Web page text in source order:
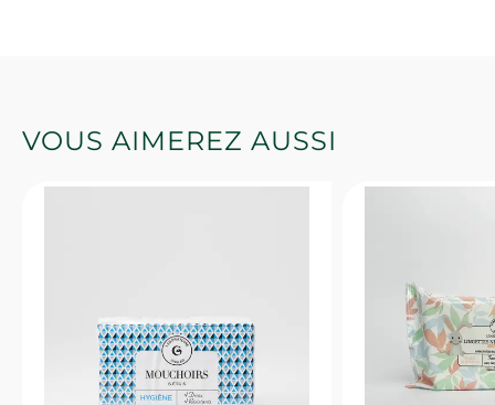
VOUS AIMEREZ AUSSI